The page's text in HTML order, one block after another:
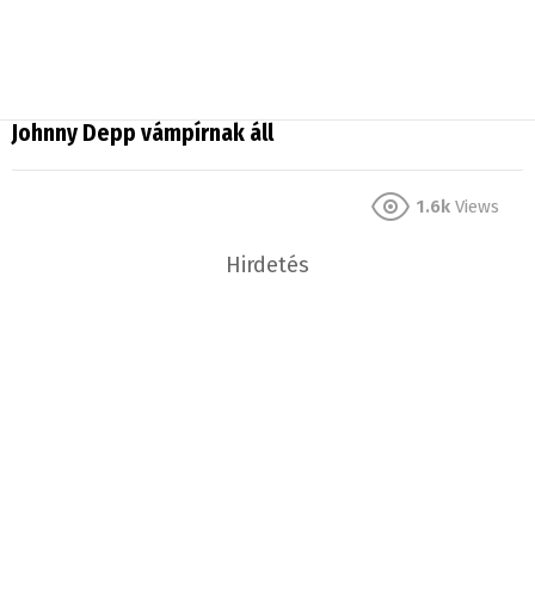
Johnny Depp vámpírnak áll
1.6k Views
Hirdetés